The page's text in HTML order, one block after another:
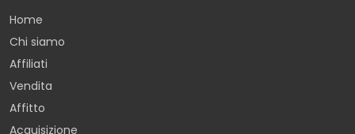
Home
Chi siamo
Affiliati
Vendita
Affitto
Acquisizione